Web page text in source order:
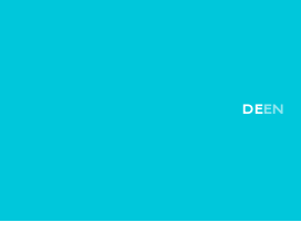
DEEN